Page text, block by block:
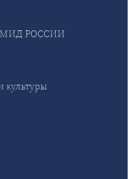
МИД РОССИИ
культуры